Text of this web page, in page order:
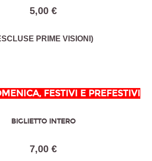
5,00 €
PRIME VISIONI)
FESTIVI E PREFESTIVI
BIGLIETTO INTERO
7,00 €